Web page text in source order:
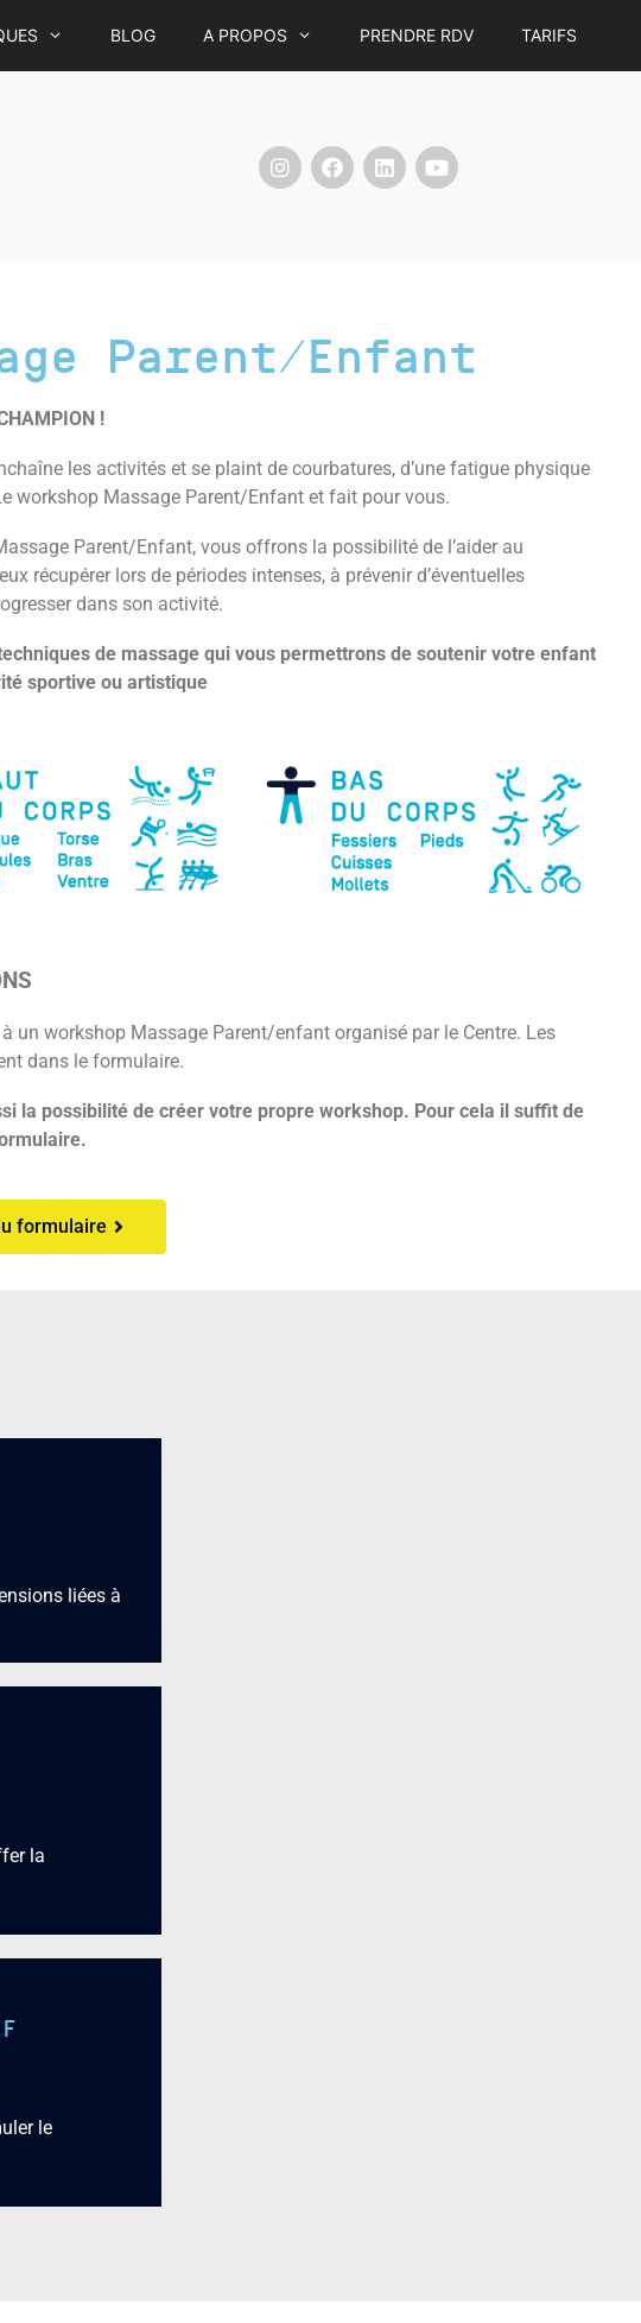
BLOG A PROPOS PRENDRE RDV TARIFS
Parent/Enfant
!
les activités et se plaint de courbatures, d’une fatigue physique
workshop Massage Parent/Enfant et fait pour vous.
Parent/Enfant, vous offrons la possibilité de l’aider au
récupérer lors de périodes intenses, à prévenir d’éventuelles
dans son activité.
de massage qui vous permettrons de soutenir votre enfant
sportive ou artistique
un workshop Massage Parent/enfant organisé par le Centre. Les
dans le formulaire.
la possibilité de créer votre propre workshop. Pour cela il suffit de
formulaire
liées à
la
le